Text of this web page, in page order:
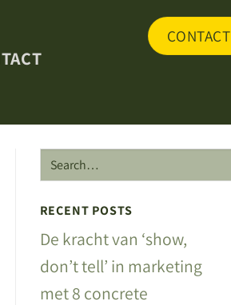
CONTACT
RECENT POSTS
De kracht van ‘show,
don’t tell’ in marketing
met 8 concrete